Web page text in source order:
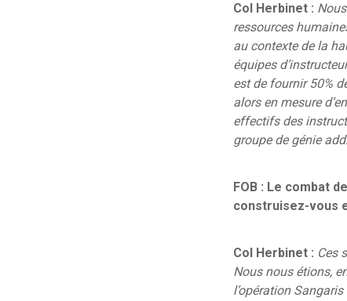
Col Herbinet :
ressources
au contexte de la
équipes
est de fournir 50%
alors en mesure
effectifs des
groupe de génie
FOB : Le combat
construisez-vous
Col Herbinet : Ces
Nous nous étions,
l’opération